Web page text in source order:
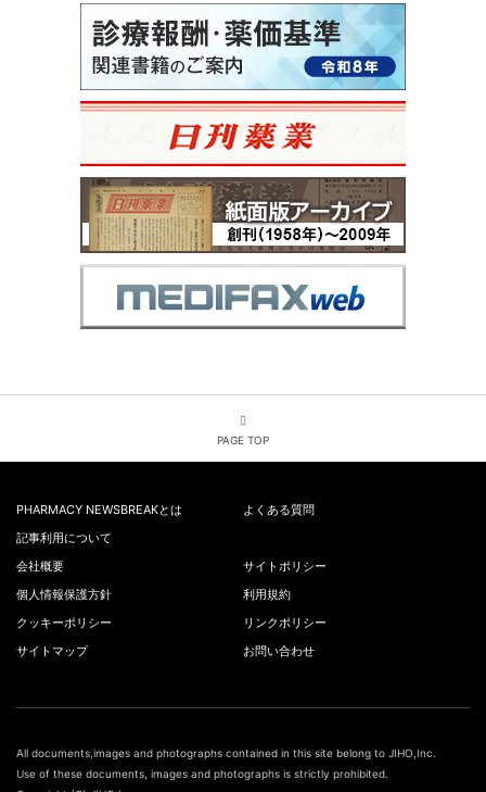
PAGE TOP
PHARMACY NEWSBREAKとは
よくある質問
記事利用について
会社概要
サイトポリシー
個人情報保護方針
利用規約
クッキーポリシー
リンクポリシー
サイトマップ
お問い合わせ
All documents,images and photographs contained in this site belong to JIHO,Inc.
Use of these documents, images and photographs is strictly prohibited.